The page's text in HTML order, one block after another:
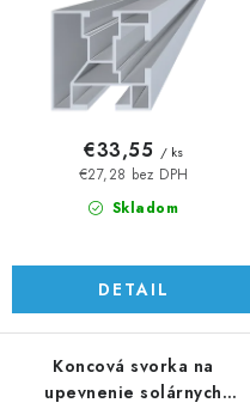
Skladom
€27,28 bez DPH
€33,55 / ks
DETAIL
Koncová svorka na
upevnenie solárnych